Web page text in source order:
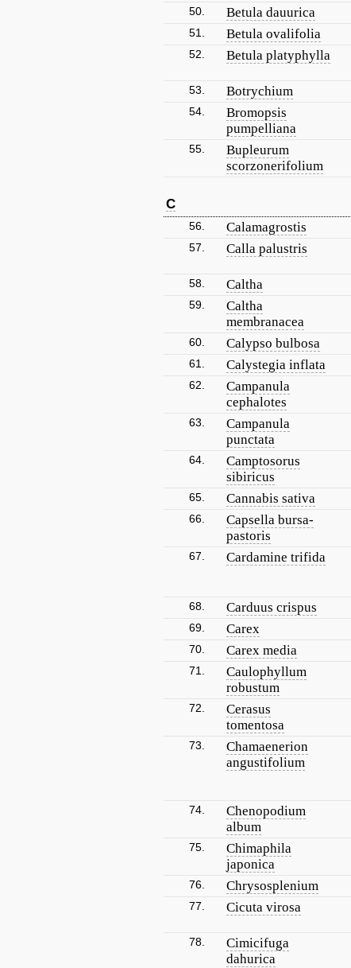
50.
Betula dauurica
51.
Betula ovalifolia
52.
Betula platyphylla
53. Botrychium
54.
Bromopsis
pumpelliana
55.
Bupleurum
scorzonerifolium
C
56. Calamagrostis
57.
Calla palustris
58. Caltha
59.
Caltha
membranacea
60. Calypso bulbosa
61.
Calystegia inflata
62.
Campanula
cephalotes
63.
Campanula
punctata
64.
Camptosorus
sibiricus
65. Cannabis sativa
66.
Capsella bursa-
pastoris
67. Cardamine trifida
68. Carduus crispus
69.
Carex
70.
Carex media
71.
Caulophyllum
robustum
72.
Cerasus
tomentosa
73.
Chamaenerion
angustifolium
74.
Chenopodium
album
75.
Chimaphila
japonica
76. Chrysosplenium
77.
Cicuta virosa
78.
Cimicifuga
dahurica